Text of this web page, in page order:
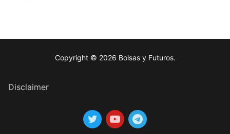
Copyright © 2026 Bolsas y Futuros.
Disclaimer